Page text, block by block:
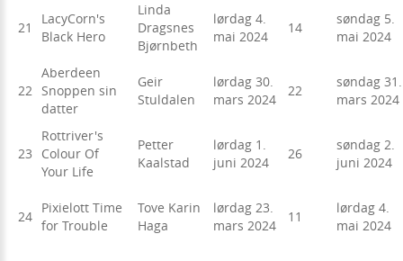
21
LacyCorn's
Black Hero
Linda
Dragsnes
Bjørnbeth
lørdag 4.
mai 2024
14
søndag 5.
mai 2024
22
Aberdeen
Snoppen sin
datter
Geir
Stuldalen
lørdag 30.
mars 2024
22
søndag 31.
mars 2024
23
Rottriver's
Colour Of
Your Life
Petter
Kaalstad
lørdag 1.
juni 2024
26
søndag 2.
juni 2024
24
Pixielott Time
for Trouble
Tove Karin
Haga
lørdag 23.
mars 2024
11
lørdag 4.
mai 2024